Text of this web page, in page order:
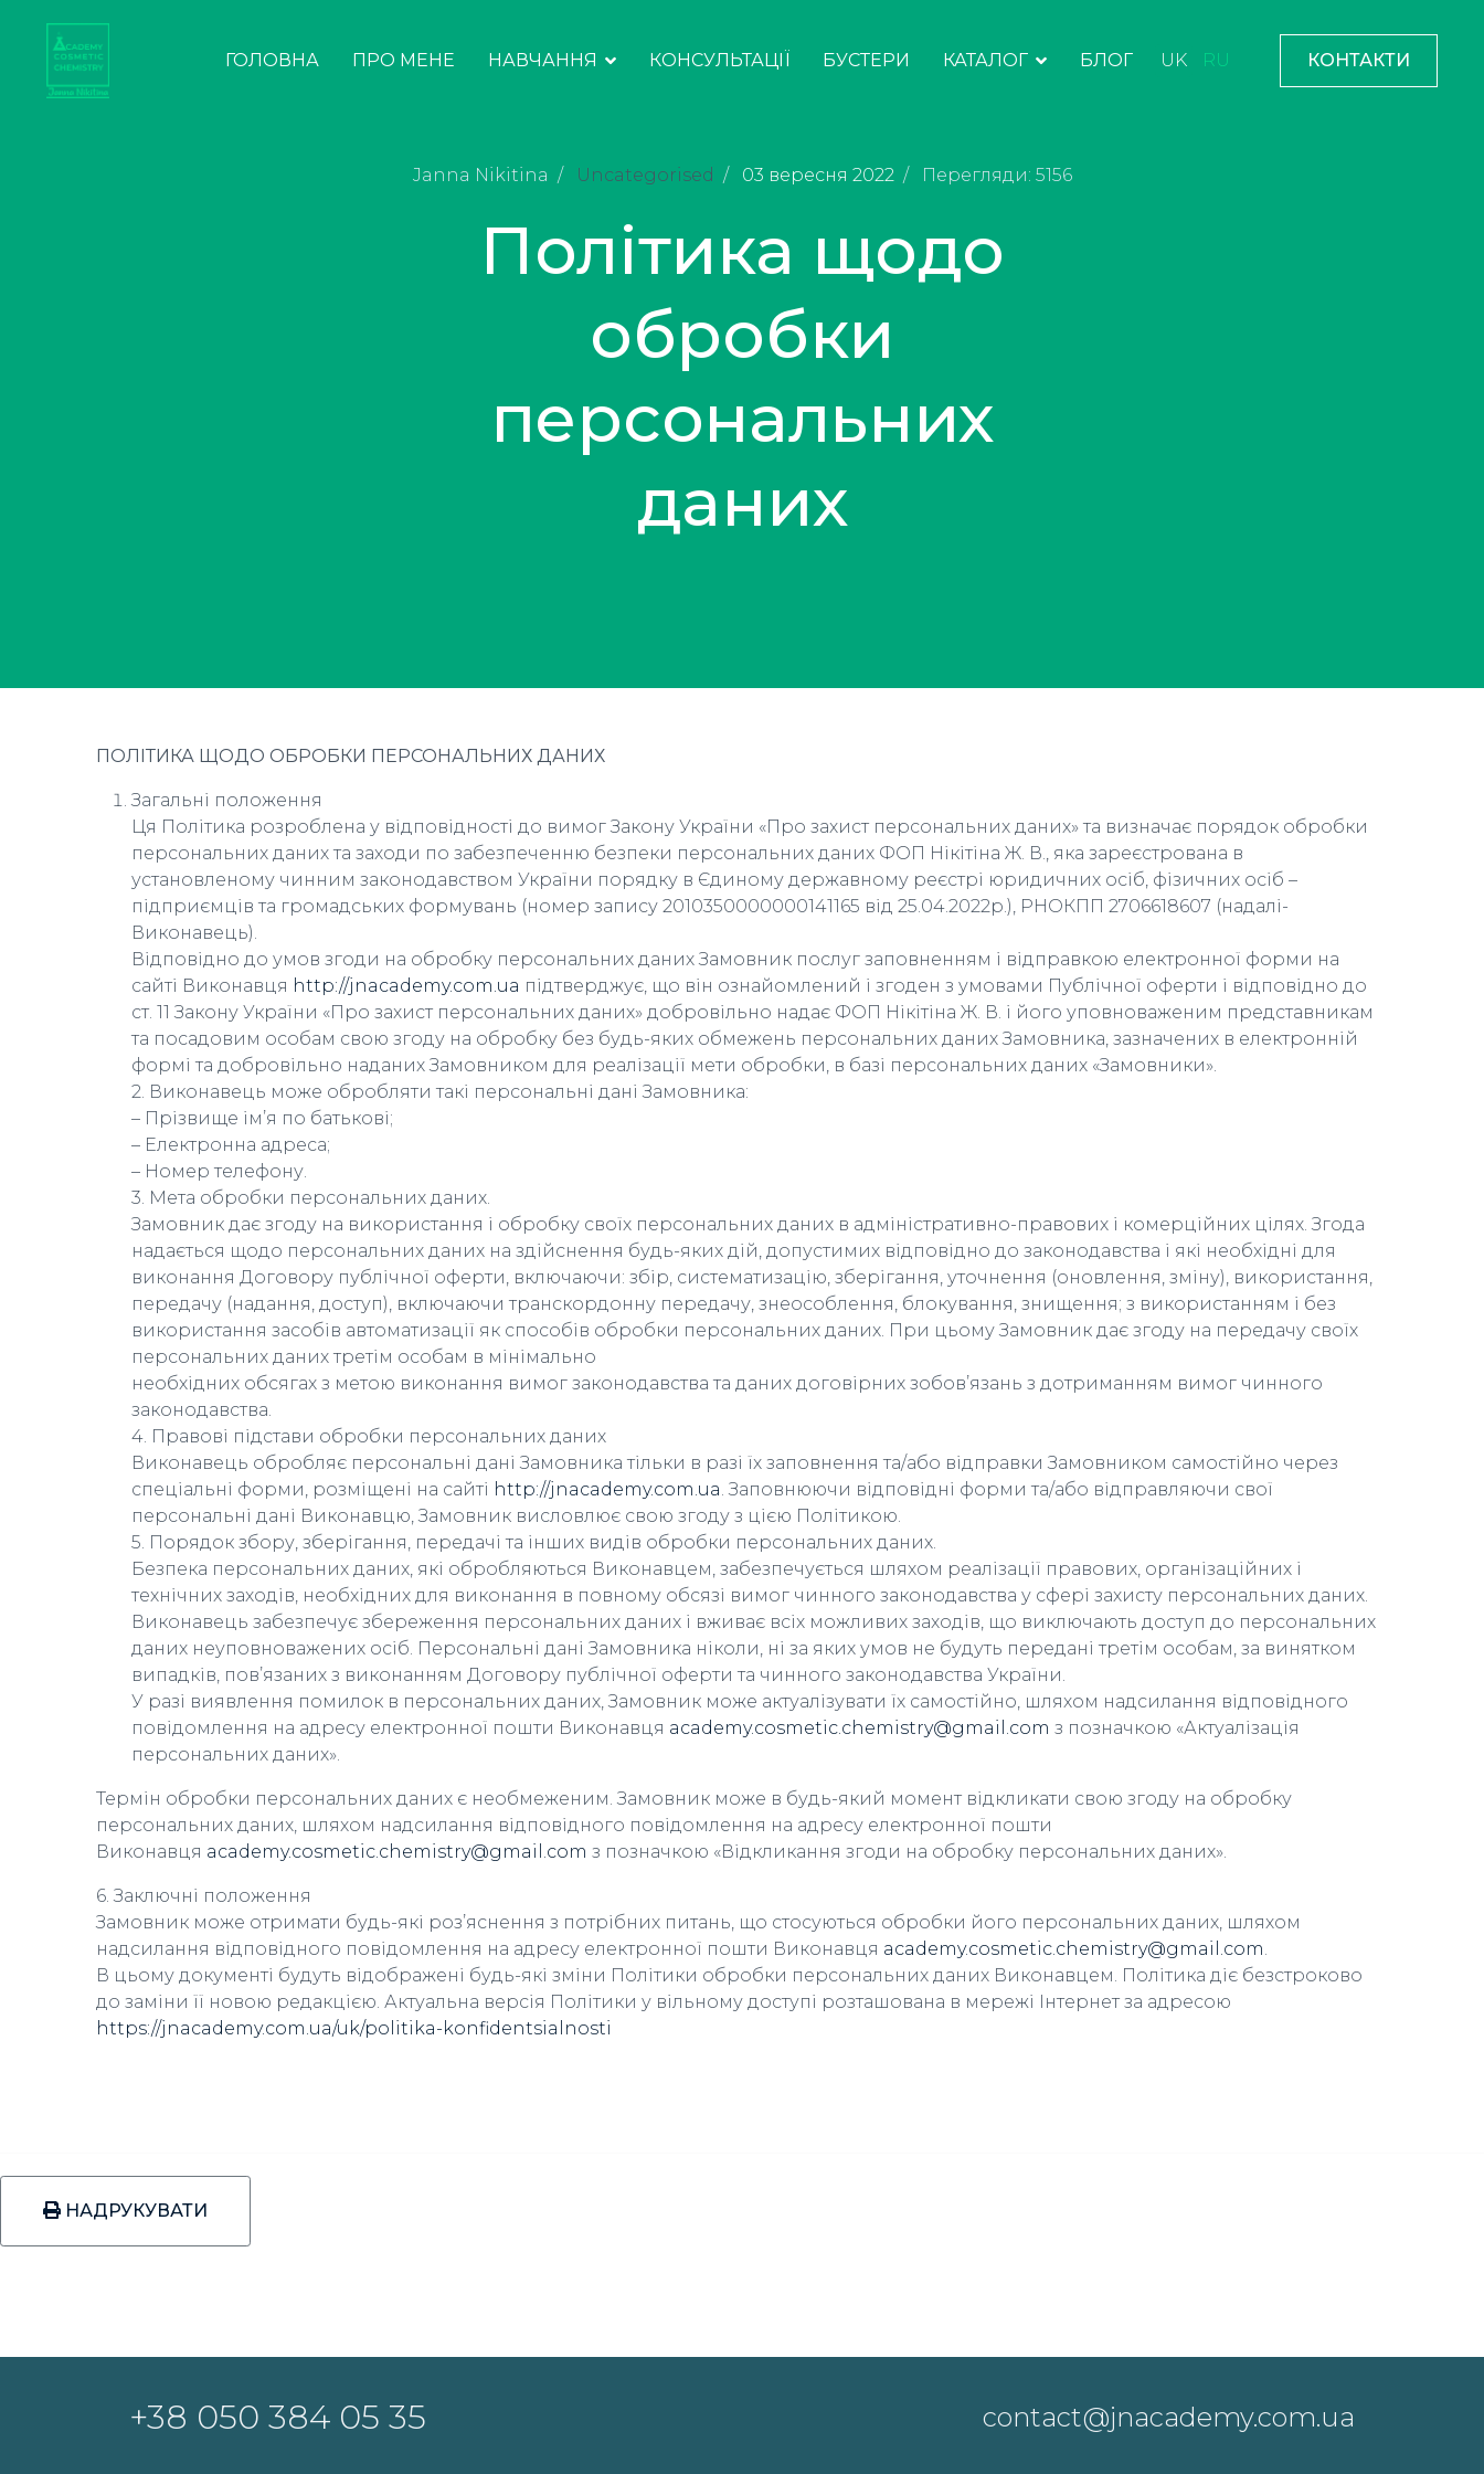
КОНТАКТИ
UK RU
ГОЛОВНА ПРО МЕНЕ НАВЧАННЯ КОНСУЛЬТАЦІЇ БУСТЕРИ КАТАЛОГ БЛОГ
Janna Nikitina Uncategorised 03 вересня 2022 Перегляди: 5156
Політика щодо
обробки
персональних
даних
ПОЛІТИКА ЩОДО ОБРОБКИ ПЕРСОНАЛЬНИХ ДАНИХ
Загальні положення
Ця Політика розроблена у відповідності до вимог Закону України «Про захист персональних даних» та визначає порядок обробки
персональних даних та заходи по забезпеченню безпеки персональних даних ФОП Нікітіна Ж. В., яка зареєстрована в
установленому чинним законодавством України порядку в Єдиному державному реєстрі юридичних осіб, фізичних осіб –
підприємців та громадських формувань (номер запису 2010350000000141165 від 25.04.2022р.), РНОКПП 2706618607 (надалі-
Виконавець).
Відповідно до умов згоди на обробку персональних даних Замовник послуг заповненням і відправкою електронної форми на
сайті Виконавця http://jnacademy.com.ua підтверджує, що він ознайомлений і згоден з умовами Публічної оферти і відповідно до
ст. 11 Закону України «Про захист персональних даних» добровільно надає ФОП Нікітіна Ж. В. і його уповноваженим представникам
та посадовим особам свою згоду на обробку без будь-яких обмежень персональних даних Замовника, зазначених в електронній
формі та добровільно наданих Замовником для реалізації мети обробки, в базі персональних даних «Замовники».
2. Виконавець може обробляти такі персональні дані Замовника:
– Прізвище ім’я по батькові;
– Електронна адреса;
– Номер телефону.
3. Мета обробки персональних даних.
Замовник дає згоду на використання і обробку своїх персональних даних в адміністративно-правових і комерційних цілях. Згода
надається щодо персональних даних на здійснення будь-яких дій, допустимих відповідно до законодавства і які необхідні для
виконання Договору публічної оферти, включаючи: збір, систематизацію, зберігання, уточнення (оновлення, зміну), використання,
передачу (надання, доступ), включаючи транскордонну передачу, знеособлення, блокування, знищення; з використанням і без
використання засобів автоматизації як способів обробки персональних даних. При цьому Замовник дає згоду на передачу своїх
персональних даних третім особам в мінімально
необхідних обсягах з метою виконання вимог законодавства та даних договірних зобов’язань з дотриманням вимог чинного
законодавства.
4. Правові підстави обробки персональних даних
Виконавець обробляє персональні дані Замовника тільки в разі їх заповнення та/або відправки Замовником самостійно через
спеціальні форми, розміщені на сайті http://jnacademy.com.ua. Заповнюючи відповідні форми та/або відправляючи свої
персональні дані Виконавцю, Замовник висловлює свою згоду з цією Політикою.
5. Порядок збору, зберігання, передачі та інших видів обробки персональних даних.
Безпека персональних даних, які обробляються Виконавцем, забезпечується шляхом реалізації правових, організаційних і
технічних заходів, необхідних для виконання в повному обсязі вимог чинного законодавства у сфері захисту персональних даних.
Виконавець забезпечує збереження персональних даних і вживає всіх можливих заходів, що виключають доступ до персональних
даних неуповноважених осіб. Персональні дані Замовника ніколи, ні за яких умов не будуть передані третім особам, за винятком
випадків, пов’язаних з виконанням Договору публічної оферти та чинного законодавства України.
У разі виявлення помилок в персональних даних, Замовник може актуалізувати їх самостійно, шляхом надсилання відповідного
повідомлення на адресу електронної пошти Виконавця academy.cosmetic.chemistry@gmail.com з позначкою «Актуалізація
персональних даних».
Термін обробки персональних даних є необмеженим. Замовник може в будь-який момент відкликати свою згоду на обробку
персональних даних, шляхом надсилання відповідного повідомлення на адресу електронної пошти
Виконавця academy.cosmetic.chemistry@gmail.com з позначкою «Відкликання згоди на обробку персональних даних».
6. Заключні положення
Замовник може отримати будь-які роз’яснення з потрібних питань, що стосуються обробки його персональних даних, шляхом
надсилання відповідного повідомлення на адресу електронної пошти Виконавця academy.cosmetic.chemistry@gmail.com.
В цьому документі будуть відображені будь-які зміни Політики обробки персональних даних Виконавцем. Політика діє безстроково
до заміни її новою редакцією. Актуальна версія Політики у вільному доступі розташована в мережі Інтернет за адресою
https://jnacademy.com.ua/uk/politika-konfidentsialnosti
НАДРУКУВАТИ
+38 050 384 05 35 contact@jnacademy.com.ua